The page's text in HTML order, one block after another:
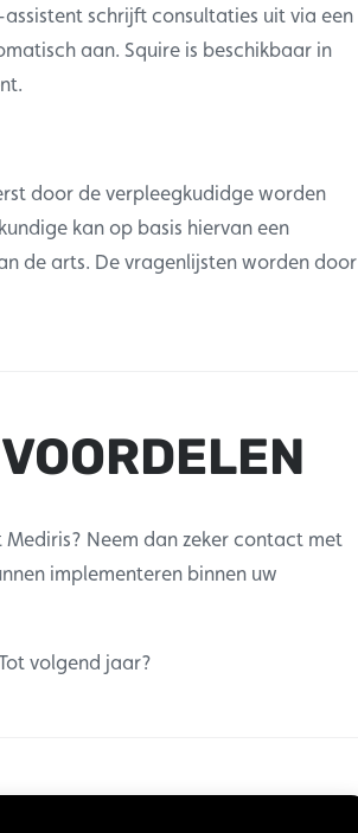
schrijft consultaties uit via een
aan. Squire is beschikbaar in
door de verpleegkudidge worden
kan op basis hiervan een
de arts. De vragenlijsten worden door
Neem dan zeker contact met
implementeren binnen uw
volgend jaar?